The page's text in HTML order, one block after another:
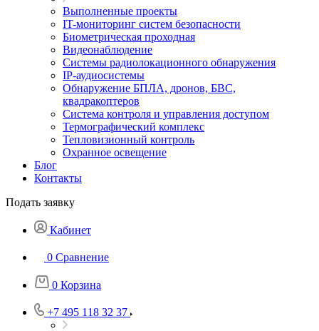
Выполненные проекты
IT-мониторинг систем безопасности
Биометрическая проходная
Видеонаблюдение
Системы радиолокационного обнаружения
IP-аудиосистемы
Обнаружение БПЛА, дронов, БВС,
квадракоптеров
Система контроля и управления доступом
Термографический комплекс
Тепловизионный контроль
Охранное освещение
Блог
Контакты
Подать заявку
Кабинет
0 Сравнение
0 Корзина
+7 495 118 32 37